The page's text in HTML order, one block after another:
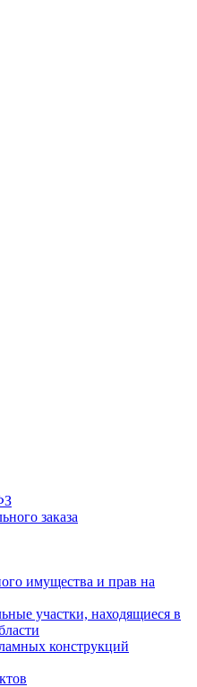
заказа
имущества и прав на
участки, находящиеся в
конструкций